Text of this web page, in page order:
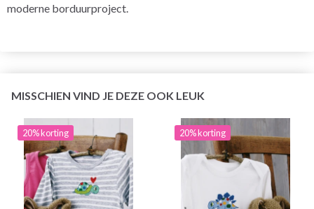
moderne borduurproject.
MISSCHIEN VIND JE DEZE OOK LEUK
20% korting 20% korting